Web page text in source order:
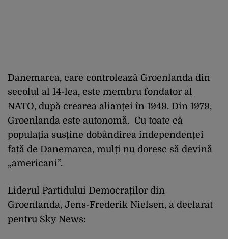
Danemarca, care controlează Groenlanda din
secolul al 14-lea, este membru fondator al
NATO, după crearea alianței în 1949. Din 1979,
Groenlanda este autonomă. Cu toate că
populația susține dobândirea independenței
față de Danemarca, mulți nu doresc să devină
„americani”.
Liderul Partidului Democraților din
Groenlanda, Jens-Frederik Nielsen, a declarat
pentru Sky News: